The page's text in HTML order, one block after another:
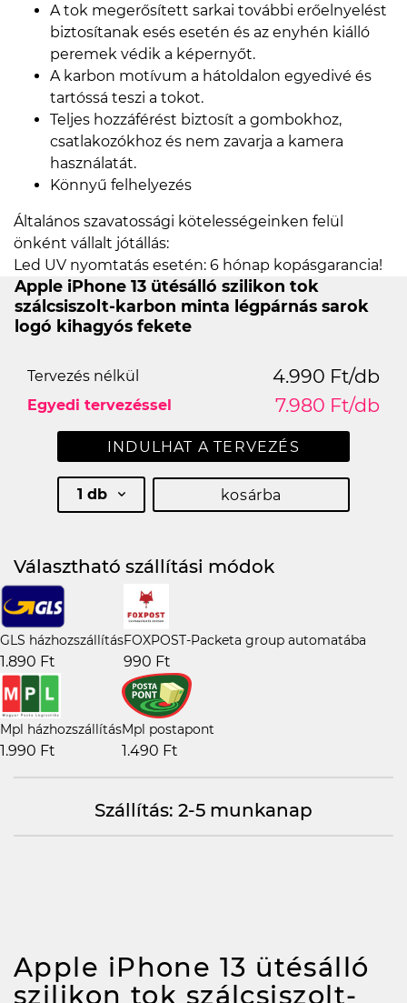
A tok megerősített sarkai további erőelnyelést
biztosítanak esés esetén és az enyhén kiálló
peremek védik a képernyőt.
A karbon motívum a hátoldalon egyedivé és
tartóssá teszi a tokot.
Teljes hozzáférést biztosít a gombokhoz,
csatlakozókhoz és nem zavarja a kamera
használatát.
Könnyű felhelyezés
Általános szavatossági kötelességeinken felül
önként vállalt jótállás:
Led UV nyomtatás esetén: 6 hónap kopásgarancia!
Apple iPhone 13 ütésálló szilikon tok
szálcsiszolt-karbon minta légpárnás sarok
logó kihagyós fekete
Tervezés nélkül 4.990 Ft/db
Egyedi tervezéssel 7.980 Ft/db
INDULHAT A TERVEZÉS
1 db kosárba
Választható szállítási módok
GLS házhozszállítás
1.890 Ft
FOXPOST-Packeta group automatába
990 Ft
Mpl házhozszállítás
1.990 Ft
Mpl postapont
1.490 Ft
Szállítás: 2-5 munkanap
Apple iPhone 13 ütésálló
szilikon tok szálcsiszolt-